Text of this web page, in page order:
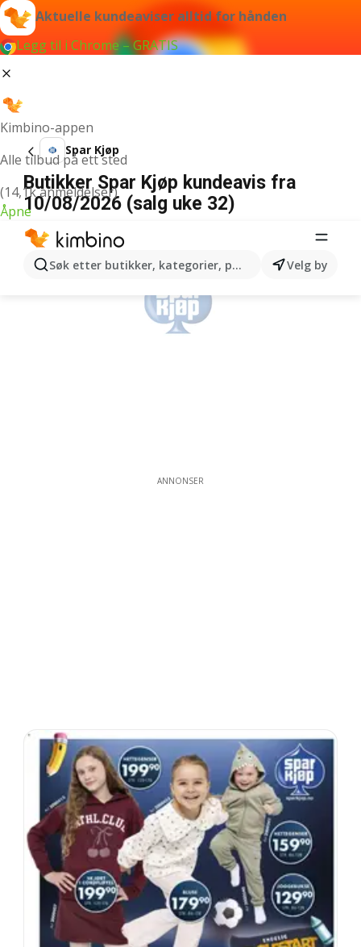
Aktuelle kundeaviser alltid for hånden
Legg til i Chrome – GRATIS
Kimbino-appen
Alle tilbud på ett sted
(14,1k anmeldelser)
Åpne
Søk etter butikker, kategorier, produkter...Velg by
Spar Kjøp
Butikker Spar Kjøp kundeavis fra
10/08/2026 (salg uke 32)
ANNONSER